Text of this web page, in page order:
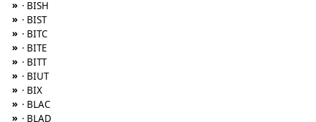
» · BISH
» · BIST
» · BITC
» · BITE
» · BITT
» · BIUT
» · BIX
» · BLAC
» · BLAD